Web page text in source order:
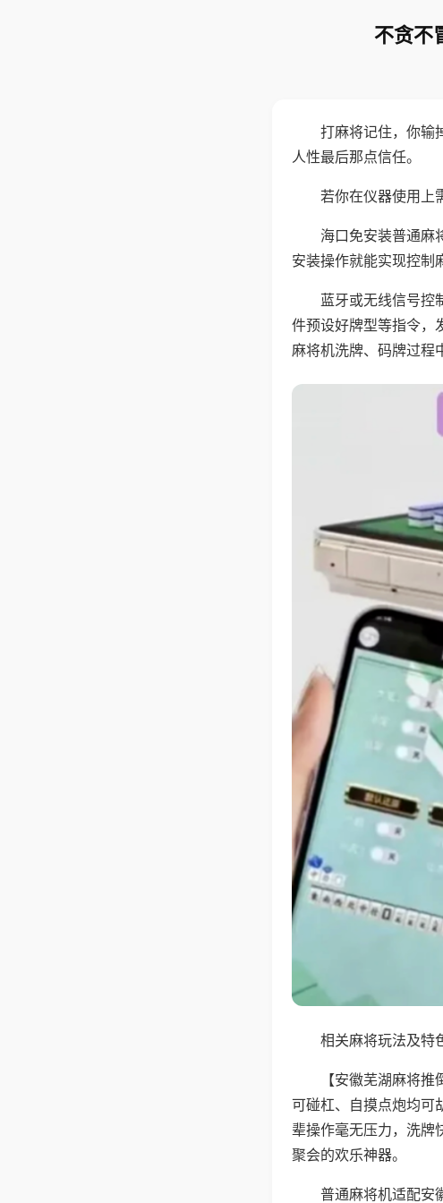
不贪不
打麻将记住，你输
人性最后那点信任。
若你在仪器使用上
海口免安装普通麻
安装操作就能实现控制
蓝牙或无线信号控
件预设好牌型等指令，
麻将机洗牌、码牌过程
相关麻将玩法及特
【安徽芜湖麻将
可碰杠、自摸点炮均可
辈操作毫无压力，洗牌
聚会的欢乐神器。
普通麻将机适配安